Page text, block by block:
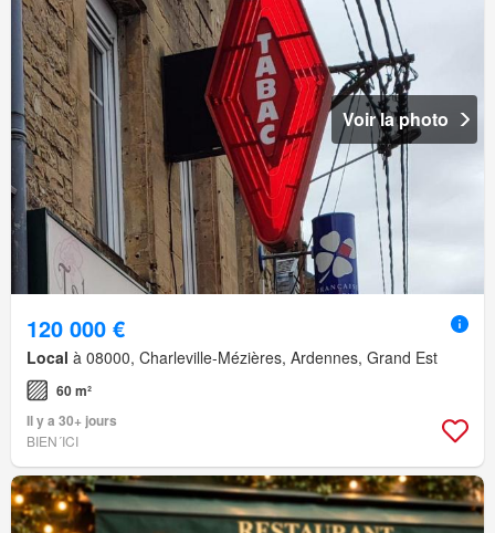
Voir la photo
120 000 €
Local à 08000, Charleville-Mézières, Ardennes, Grand Est
60 m²
Il y a 30+ jours
BIEN´ICI